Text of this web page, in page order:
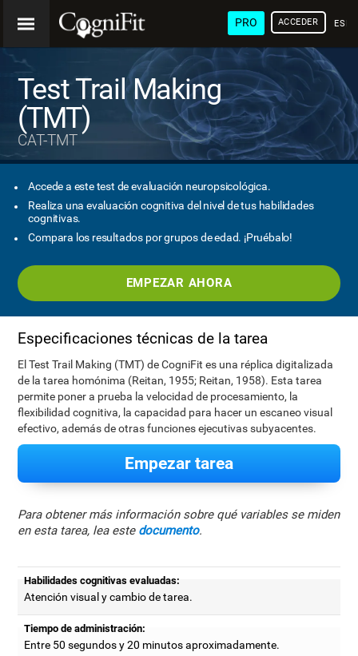
PRO ACCEDER
Test Trail Making
(TMT)
CAT-TMT
Accede a este test de evaluación neuropsicológica.
Realiza una evaluación cognitiva del nivel de tus habilidades
cognitivas.
Compara los resultados por grupos de edad. ¡Pruébalo!
EMPEZAR AHORA
Especificaciones técnicas de la tarea
El Test Trail Making (TMT) de CogniFit es una réplica digitalizada
de la tarea homónima (Reitan, 1955; Reitan, 1958). Esta tarea
permite poner a prueba la velocidad de procesamiento, la
flexibilidad cognitiva, la capacidad para hacer un escaneo visual
efectivo, además de otras funciones ejecutivas subyacentes.
Empezar tarea
Para obtener más información sobre qué variables se miden
en esta tarea, lea este documento.
Habilidades cognitivas evaluadas:
Atención visual y cambio de tarea.
Tiempo de administración:
Entre 50 segundos y 20 minutos aproximadamente.